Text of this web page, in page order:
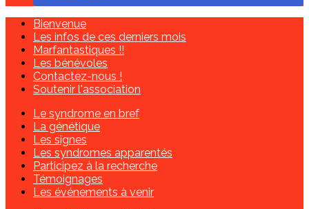
Bienvenue
Les infos de ces derniers mois
Marfantastiques !!
Les bénévoles
Contactez-nous !
Soutenir l'association
Le syndrome en bref
La génétique
Les signes
Les syndromes apparentés
Participez à la recherche
Témoignages
Les événements à venir